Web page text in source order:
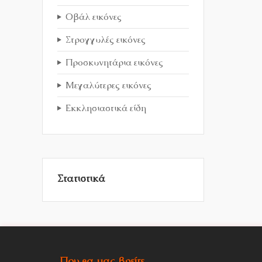
Οβάλ εικόνες
Στρογγυλές εικόνες
Προσκυνητάρια εικόνες
Μεγαλύτερες εικόνες
Εκκλησιαστικά είδη
Στατιστικά